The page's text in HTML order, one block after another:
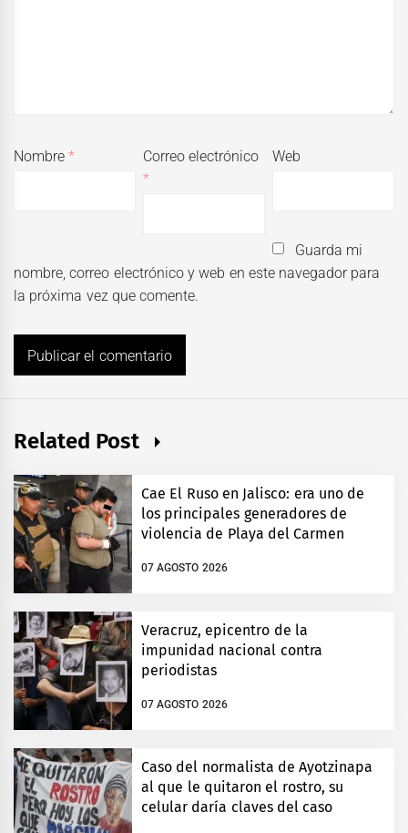
Nombre*
Correo electrónico
*
Web
Guarda mi
nombre, correo electrónico y web en este navegador para
la próxima vez que comente.
Related Post
Cae El Ruso en Jalisco: era uno de
los principales generadores de
violencia de Playa del Carmen
07 AGOSTO 2026
Veracruz, epicentro de la
impunidad nacional contra
periodistas
07 AGOSTO 2026
Caso del normalista de Ayotzinapa
al que le quitaron el rostro, su
celular daría claves del caso